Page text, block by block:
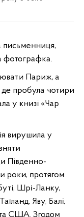
фотографка.
Париж, а
пробула чотири
у книзі «Чар
вирушила у
Південно-
роки, протягом
Шрі-Ланку,
Яву, Балі,
та США. Згодом